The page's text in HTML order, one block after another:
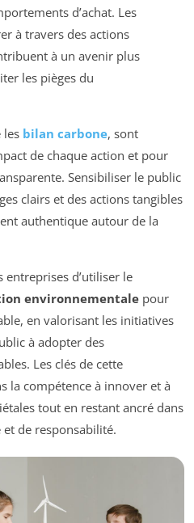
d’achat. Les
à travers des actions
à un avenir plus
les pièges du
les bilan carbone, sont
de chaque action et pour
Sensibiliser le public
clairs et des actions tangibles
authentique autour de la
d’utiliser le
environnementale pour
en valorisant les initiatives
à adopter des
Les clés de cette
la compétence à innover et à
tout en restant ancré dans
de responsabilité.